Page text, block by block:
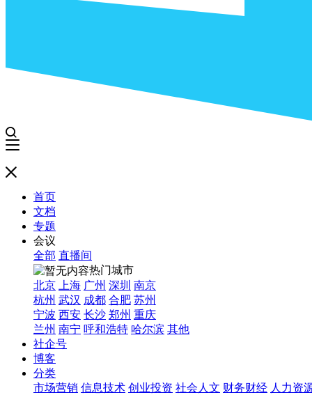
首页
文档
专题
会议
全部 直播间
热门城市
北京
上海 广州 深圳 南京
杭州 武汉 成都 合肥 苏州
宁波 西安 长沙 郑州 重庆
兰州 南宁 呼和浩特 哈尔滨 其他
社企号
博客
分类
市场营销 信息技术 创业投资 社会人文 财务财经 人力资